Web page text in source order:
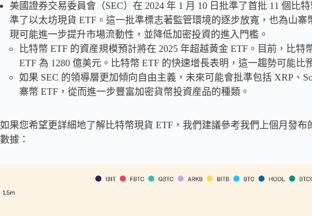
美國證券交易委員會（SEC）在 2024 年 1 月 10 日批準了首批 11 個比
準了以太坊現貨 ETF。這一批準標志著監管環境的逐步放寬，也為山寨
現可能進一步提升市場流動性，並降低加密投資的進入門檻。
比特幣 ETF 的資産規模預計將在 2025 年超越黃金 ETF。目前，比特
ETF 為 1280 億美元。比特幣 ETF 的快速增長表明，這一趨勢可能比
如果 SEC 的領導層更加傾向自由主義，未來可能會批準包括 XRP、
寨幣 ETF，從而進一步豐富加密貨幣投資産品的種類。
如果您希望更詳細地了解比特幣現貨 ETF，我們建議參考我們上個月發布
數據：